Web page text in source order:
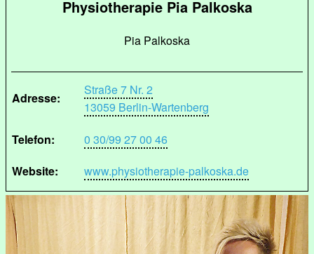
Physiotherapie Pia Palkoska
Pia Palkoska
Adresse:
Straße 7 Nr. 2
13059 Berlin-Wartenberg
Telefon:
0 30/99 27 00 46
Website:
www.physiotherapie-palkoska.de